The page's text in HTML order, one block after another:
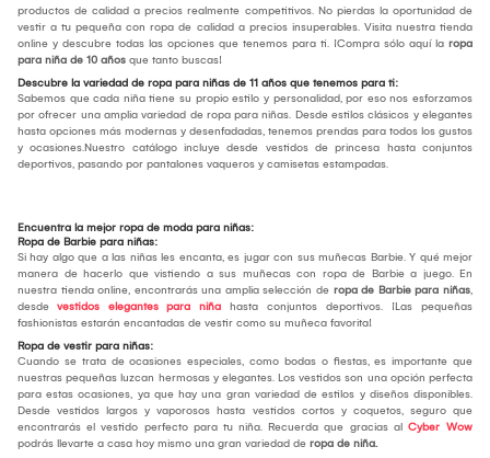
productos de calidad a precios realmente competitivos. No pierdas la oportunidad de
vestir a tu pequeña con ropa de calidad a precios insuperables. Visita nuestra tienda
online y descubre todas las opciones que tenemos para ti. ¡Compra sólo aquí la ropa
para niña de 10 años que tanto buscas!
Descubre la variedad de ropa para niñas de 11 años que tenemos para ti:
Sabemos que cada niña tiene su propio estilo y personalidad, por eso nos esforzamos
por ofrecer una amplia variedad de ropa para niñas. Desde estilos clásicos y elegantes
hasta opciones más modernas y desenfadadas, tenemos prendas para todos los gustos
y ocasiones.Nuestro catálogo incluye desde vestidos de princesa hasta conjuntos
deportivos, pasando por pantalones vaqueros y camisetas estampadas.
Encuentra la mejor ropa de moda para niñas:
Ropa de Barbie para niñas:
Si hay algo que a las niñas les encanta, es jugar con sus muñecas Barbie. Y qué mejor
manera de hacerlo que vistiendo a sus muñecas con ropa de Barbie a juego. En
nuestra tienda online, encontrarás una amplia selección de ropa de Barbie para niñas,
desde vestidos elegantes para niña hasta conjuntos deportivos. ¡Las pequeñas
fashionistas estarán encantadas de vestir como su muñeca favorita!
Ropa de vestir para niñas:
Cuando se trata de ocasiones especiales, como bodas o fiestas, es importante que
nuestras pequeñas luzcan hermosas y elegantes. Los vestidos son una opción perfecta
para estas ocasiones, ya que hay una gran variedad de estilos y diseños disponibles.
Desde vestidos largos y vaporosos hasta vestidos cortos y coquetos, seguro que
encontrarás el vestido perfecto para tu niña. Recuerda que gracias al Cyber Wow
podrás llevarte a casa hoy mismo una gran variedad de ropa de niña.